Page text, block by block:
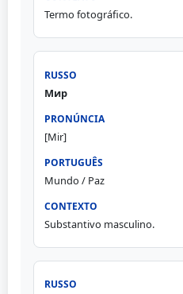
Termo fotográfico.
Мир
[Mir]
Mundo / Paz
Substantivo masculino.